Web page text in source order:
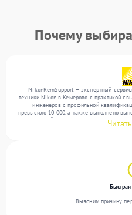
Почему
NikonRemSupport — экспертный
техники Nikon в Кемерово с практикой
инженеров с профильной
превысило 10 000, а также выполнено
в сервисный центр поступает от 300
спектром неисправностей и гарантируем
Выясним причину